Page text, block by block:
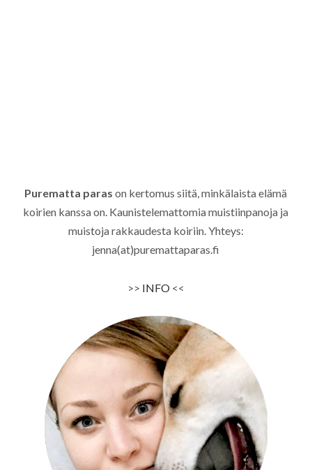
Purematta paras on kertomus siitä, minkälaista elämä
koirien kanssa on. Kaunistelemattomia muistiinpanoja ja
muistoja rakkaudesta koiriin. Yhteys:
jenna(at)puremattaparas.fi
>> INFO<<